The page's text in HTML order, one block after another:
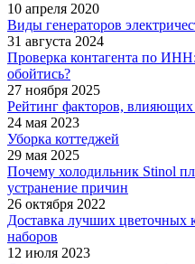
10 апреля 2020
Виды генераторов
31 августа 2024
Проверка контагента по
обойтись?
27 ноября 2025
Рейтинг факторов,
24 мая 2023
Уборка коттеджей
29 мая 2025
Почему холодильник Stinol
устранение причин
26 октября 2022
Доставка лучших цветочных
наборов
12 июля 2023